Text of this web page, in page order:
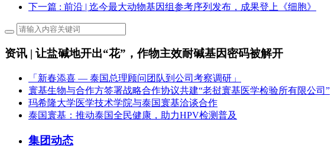
下一篇 : 前沿 | 迄今最大动物基因组参考序列发布，成果登上《细胞》
资讯 | 让盐碱地开出“花”，作物主效耐碱基因密码被解开
「新春添喜 — 泰国总理顾问团队到公司考察调研」
寰基生物与合作方签署战略合作协议共建“老挝寰基医学检验所有限公司”
玛希隆大学医学技术学院与泰国寰基洽谈合作
泰国寰基：推动泰国全民健康，助力HPV检测普及
集团动态